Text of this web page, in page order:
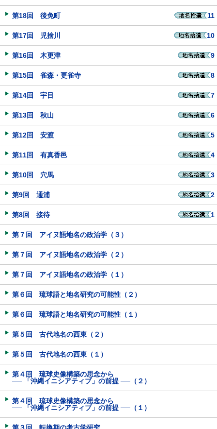
第18回 後免町 11
第17回 児捨川 10
第16回 木更津 9
第15回 雀森・更雀寺 8
第14回 宇目 7
第13回 秋山 6
第12回 安渡 5
第11回 有真香邑 4
第10回 穴馬 3
第9回 通浦 2
第8回 接待 1
第７回 アイヌ語地名の政治学（３）
第７回 アイヌ語地名の政治学（２）
第７回 アイヌ語地名の政治学（１）
第６回 琉球語と地名研究の可能性（２）
第６回 琉球語と地名研究の可能性（１）
第５回 古代地名の西東（２）
第５回 古代地名の西東（１）
第４回 琉球史像構築の思念から
── 「沖縄イニシアティブ」の前提 ──（２）
第４回 琉球史像構築の思念から
── 「沖縄イニシアティブ」の前提 ──（１）